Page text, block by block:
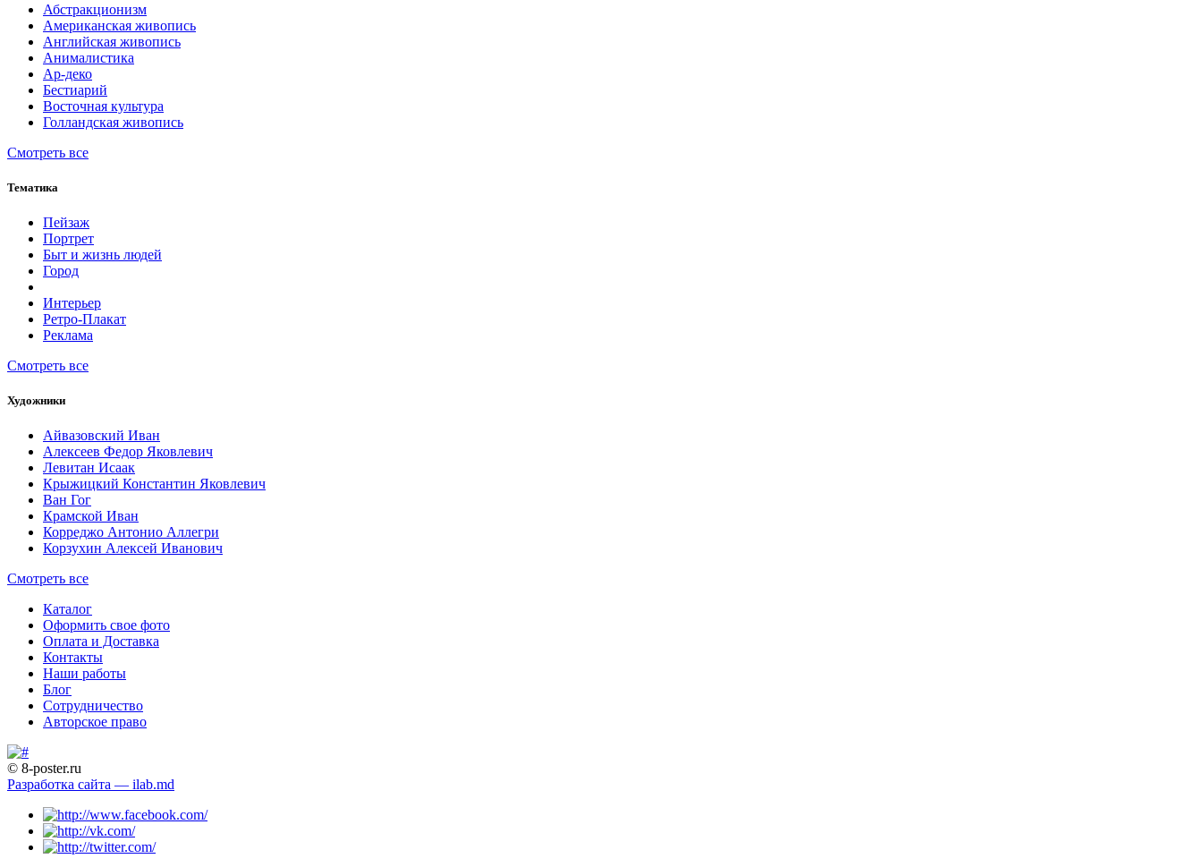
Абстракционизм
Американская живопись
Английская живопись
Анималистика
Ар-деко
Бестиарий
Восточная культура
Голландская живопись
Смотреть все
Тематика
Пейзаж
Портрет
Быт и жизнь людей
Город
Интерьер
Ретро-Плакат
Реклама
Смотреть все
Художники
Айвазовский Иван
Алексеев Федор Яковлевич
Левитан Исаак
Крыжицкий Константин Яковлевич
Ван Гог
Крамской Иван
Корреджо Антонио Аллегри
Корзухин Алексей Иванович
Смотреть все
Каталог
Оформить свое фото
Оплата и Доставка
Контакты
Наши работы
Блог
Сотрудничество
Авторское право
© 8-poster.ru
Разработка сайта — ilab.md